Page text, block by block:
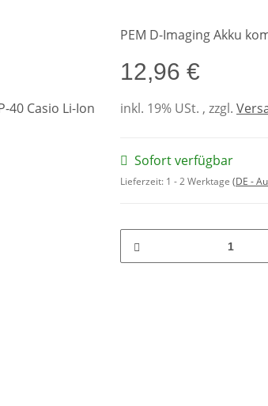
PEM D-Imaging Akku
12,96 €
inkl. 19% USt. , zzgl.
Sofort verfügbar
Lieferzeit: 1 - 2 Werktage (DE -